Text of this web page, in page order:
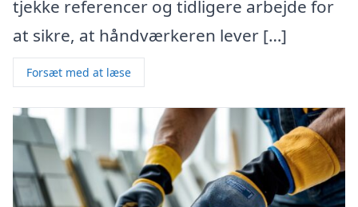
tjekke referencer og tidligere arbejde for
at sikre, at håndværkeren lever […]
Forsæt med at læse